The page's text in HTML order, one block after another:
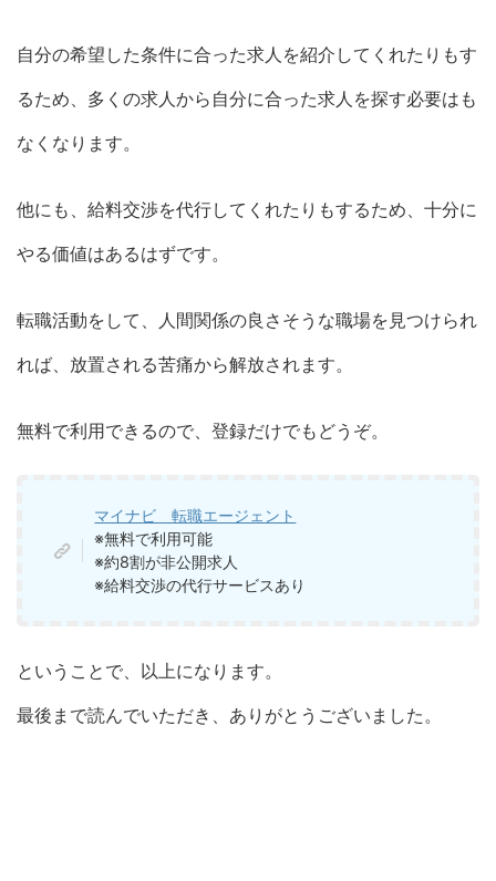
自分の希望した条件に合った求人を紹介してくれたりもす
るため、多くの求人から自分に合った求人を探す必要はも
なくなります。
他にも、給料交渉を代行してくれたりもするため、十分に
やる価値はあるはずです。
転職活動をして、人間関係の良さそうな職場を見つけられ
れば、放置される苦痛から解放されます。
無料で利用できるので、登録だけでもどうぞ。
マイナビ 転職エージェント
※無料で利用可能
※約8割が非公開求人
※給料交渉の代行サービスあり
ということで、以上になります。
最後まで読んでいただき、ありがとうございました。